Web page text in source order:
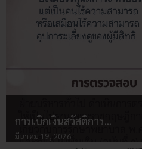
การเบิกเงินสวัสดิการ…
มีนาคม 19, 2026